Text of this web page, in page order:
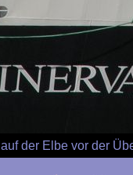
auf der Elbe vor der